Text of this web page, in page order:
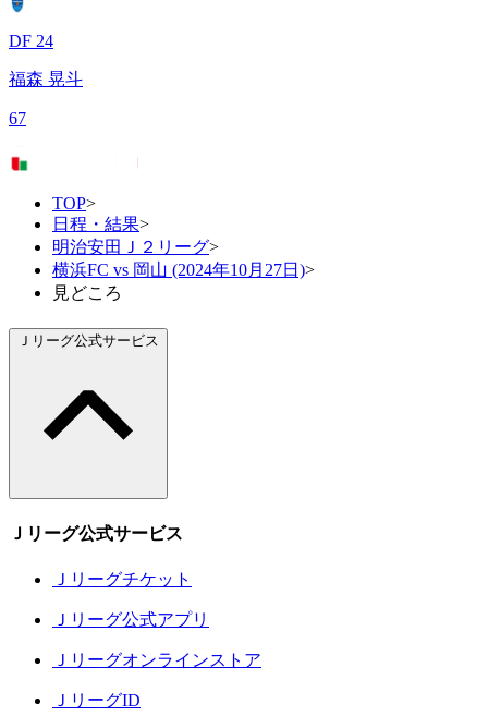
DF 24
福森 晃斗
67
TOP>
日程・結果>
明治安田Ｊ２リーグ>
横浜FC vs 岡山 (2024年10月27日)>
見どころ
Ｊリーグ公式サービス
Ｊリーグ公式サービス
Ｊリーグチケット
Ｊリーグ公式アプリ
Ｊリーグオンラインストア
ＪリーグID